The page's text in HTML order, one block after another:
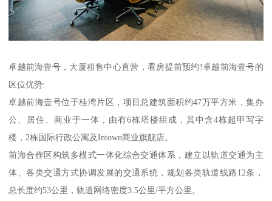
卓越前海壹号，大厦租售中心直营，看房提前预约!卓越前海壹号的
区位优势:
卓越前海壹号位于桂湾片区，项目总建筑面积约47万平方米，集办
公、居住、商业于一体，由有6栋塔楼组成，其中含4栋超甲写字
楼，2栋国际行政公寓及Intown商业旗舰店。
前海合作区构筑多模式一体化综合交通体系，建立以轨道交通为主
体、各类交通方式协调发展的交通系统，规划各类轨道线路12条，
总长度约53公里，轨道网络密度3.5公里/平方公里。